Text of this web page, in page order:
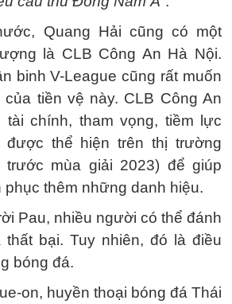
Quang Hải cũng có một
là CLB Công An Hà Nội.
binh V-League cũng rất muốn
tiền vệ này. CLB Công An
tài chính, tham vọng, tiềm lực
được thể hiện trên thị trường
trước mùa giải 2023) để giúp
phục thêm những danh hiệu.
Pau, nhiều người có thể đánh
bại. Tuy nhiên, đó là điều
bóng đá.
on, huyền thoại bóng đá Thái